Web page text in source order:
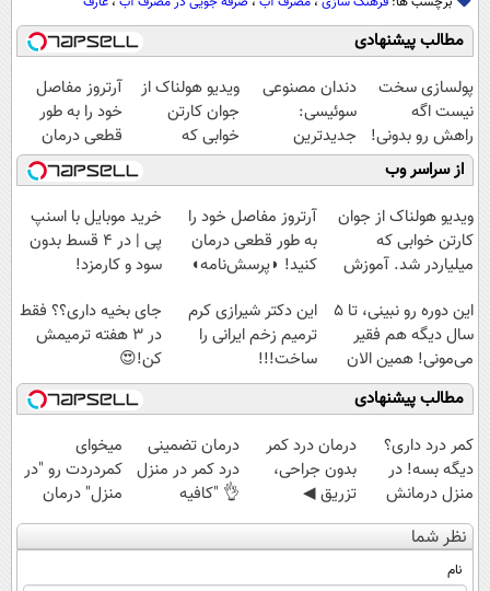
مطالب پیشنهادی
پولسازی سخت
نیست اگه
راهش رو بدونی!
" دوره رایگان "
دندان مصنوعی
سوئیسی:
جدیدترین
فناوری اروپا،
سبک و مقاوم |
پرداخت قسطی
ویدیو هولناک از
جوان کارتن
خوابی که
میلیاردر شد.
آموزش رایگان
آرتروز مفاصل
خود را به طور
قطعی درمان
کنید!
◗پرسش‌نامه◖
از سراسر وب
ویدیو هولناک از جوان
کارتن خوابی که
میلیاردر شد. آموزش
آرتروز مفاصل خود را
به طور قطعی درمان
کنید! ◗پرسش‌نامه◖
خرید موبایل با اسنپ
پی | در ۴ قسط بدون
سود و کارمزد!
این دوره رو نبینی، تا 5
سال دیگه هم فقیر
می‌مونی! همین الان
ثبت نام کن
این دکتر شیرازی کرم
ترمیم زخم ایرانی را
ساخت!!!
جای بخیه داری؟؟ فقط
در 3 هفته ترمیمش
کن!😍
مطالب پیشنهادی
کمر درد داری؟
دیگه بسه! در
منزل درمانش
کن
(◀پرسش‌نامه)
درمان درد کمر
بدون جراحی،
تزریق ◀
پرسش‌نامه رو پر
کن ▶
درمان تضمینی
درد کمر در منزل
👌 "کافیه
پرسش‌نامه رو پر
کنی"
میخوای
کمردردت رو "در
منزل" درمان
کنی؟ (◂فیلم +
◂پرسش‌نامه)
نظر شما
نام